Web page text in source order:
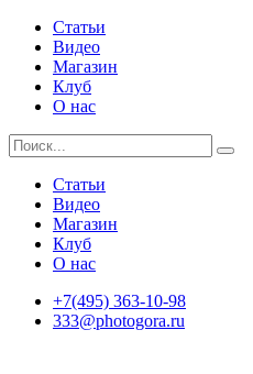
Статьи
Видео
Магазин
Клуб
О нас
Статьи
Видео
Магазин
Клуб
О нас
+7(495) 363-10-98
333@photogora.ru